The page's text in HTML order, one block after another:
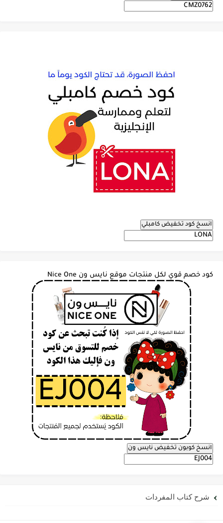
انسخ كود تخفيض كامبلي
كود خصم قوي لكل منتجات موقع نايس ون Nice One
انسخ كوبون تخفيض نايس ون
شرح كتاب المفردات